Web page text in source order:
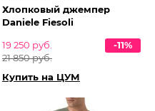
Хлопковый джемпер
Daniele Fiesoli
19 250 руб.
21 850 руб.
-11%
Купить на ЦУМ